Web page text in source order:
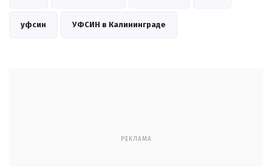
уфсин УФСИН в Калининграде
РЕКЛАМА